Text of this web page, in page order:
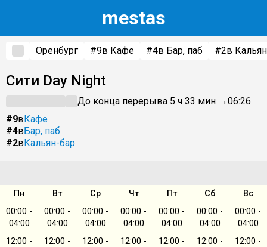
mestas
Оренбург #9в Кафе #4в Бар, паб #2в
Сити Day Night
До конца перерыва 5 ч 33 мин →06:26
#9вКафе
#4вБар, паб
#2вКальян-бар
Пн Вт Ср Чт Пт Сб
Вс
00:00 -
04:00
12:00 -
00:00 -
04:00
12:00 -
00:00 -
04:00
12:00 -
00:00 -
04:00
12:00 -
00:00 -
04:00
12:00 -
00:00 -
04:00
12:00 -
00:00 -
04:00
12:00 -